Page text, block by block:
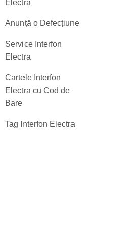
Electra
Anunță o Defecțiune
Service Interfon
Electra
Cartele Interfon
Electra cu Cod de
Bare
Tag Interfon Electra